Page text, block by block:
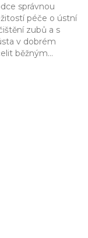
správnou
péče o ústní
zubů a s
v dobrém
běžným
mohou